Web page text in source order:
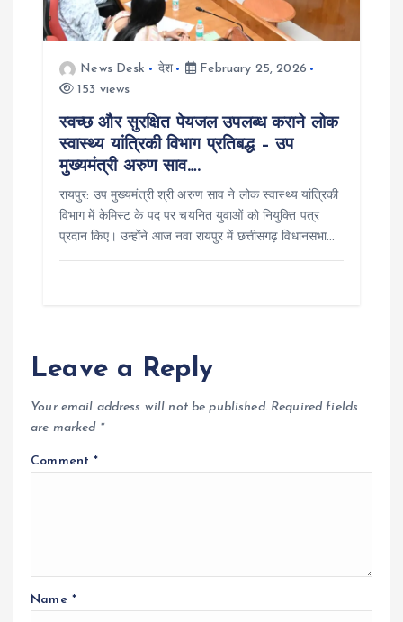
News Desk देश
February 25, 2026
153 views
स्वच्छ और सुरक्षित पेयजल उपलब्ध कराने लोक
स्वास्थ्य यांत्रिकी विभाग प्रतिबद्ध – उप
मुख्यमंत्री अरुण साव….
रायपुर: उप मुख्यमंत्री श्री अरुण साव ने लोक स्वास्थ्य यांत्रिकी
विभाग में केमिस्ट के पद पर चयनित युवाओं को नियुक्ति पत्र
प्रदान किए। उन्होंने आज नवा रायपुर में छत्तीसगढ़ विधानसभा…
Leave a Reply
Your email address will not be published. Required fields
are marked *
Comment*
Name *